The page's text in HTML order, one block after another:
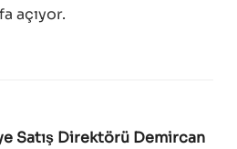
açıyor.
Satış Direktörü Demircan